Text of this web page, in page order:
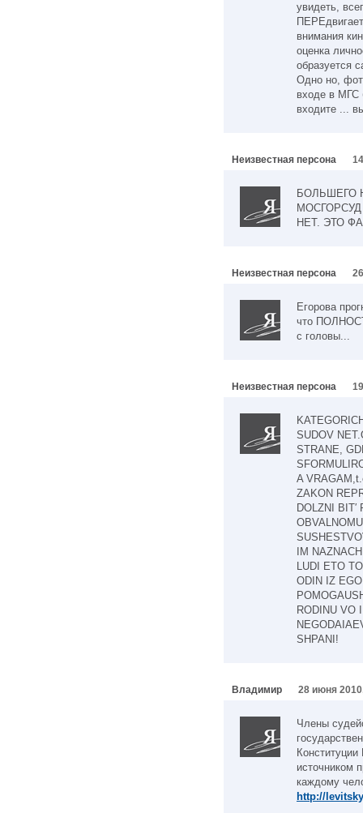
увидеть,
внимания
оценка
образуется
Одно но,
входе в МГС
входите ...
Неизвестная персона
БОЛЬШЕГО
НЕТ. ЭТО
Неизвестная персона
Егорова
что
с головы...
Неизвестная персона
SUDOV
STRANE,
A
ZAKON
DOLZNI
IM
LUDI ETO
ODIN IZ
RODINU VO
SHPANI!
Владимир 28 июня
Члены
источником
каждому
http://